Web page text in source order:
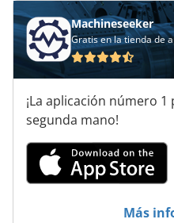
Machineseeker
Gratis en la tienda de
¡La aplicación número
segunda mano!
Más